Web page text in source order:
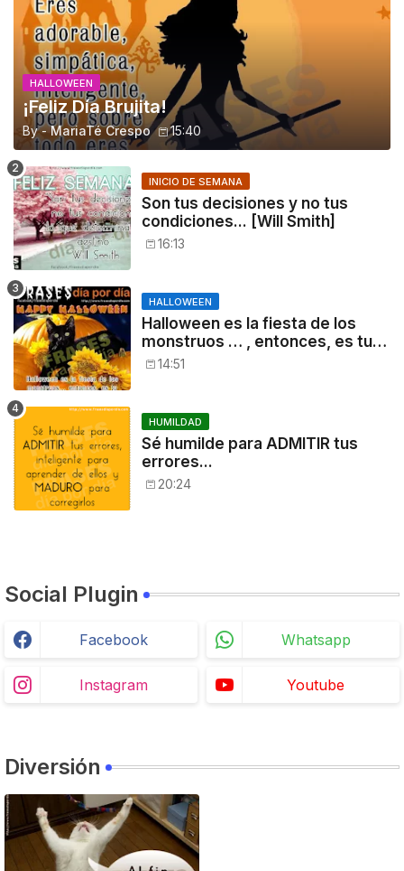
HALLOWEEN
¡Feliz Día Brujita!
By - MariaTé Crespo 15:40
INICIO DE SEMANA
Son tus decisiones y no tus
condiciones... [Will Smith]
16:13
HALLOWEEN
Halloween es la fiesta de los
monstruos … , entonces, es tu
noche: a disfrutar!
14:51
HUMILDAD
Sé humilde para ADMITIR tus
errores...
20:24
Social Plugin
Facebook Whatsapp
Instagram Youtube
Diversión